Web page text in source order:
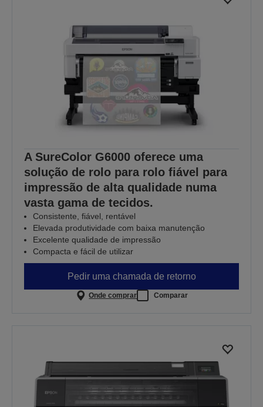
A SureColor G6000 oferece uma
solução de rolo para rolo fiável para
impressão de alta qualidade numa
vasta gama de tecidos.
Consistente, fiável, rentável
Elevada produtividade com baixa manutenção
Excelente qualidade de impressão
Compacta e fácil de utilizar
Pedir uma chamada de retorno
Onde comprar Comparar